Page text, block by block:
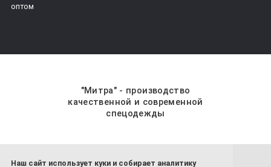
Наш сайт использует куки и собирает аналитику
оптом
"Митра" - производство
качественной и современной
спецодежды